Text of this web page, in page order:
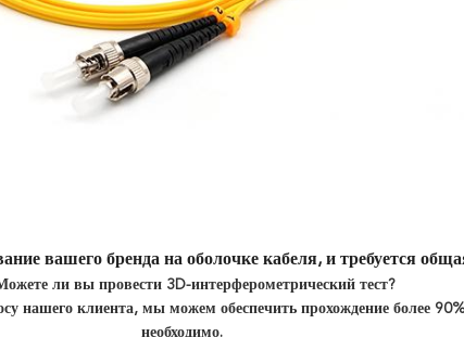
вашего бренда на оболочке кабеля, и требуется
ли вы провести 3D-интерферометрический тест?
нашего клиента, мы можем обеспечить прохождение более
необходимо.